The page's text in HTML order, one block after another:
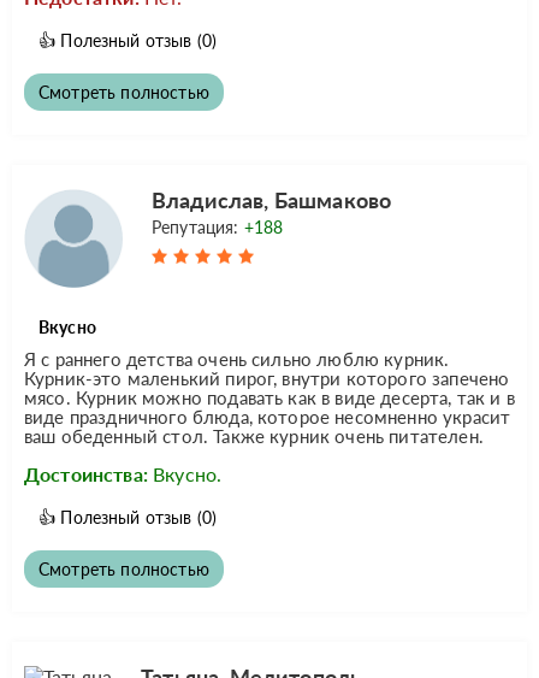
👍 Полезный отзыв (0)
Смотреть полностью
Владислав, Башмаково
Репутация: +188
Вкусно
Я с раннего детства очень сильно люблю курник.
Курник-это маленький пирог, внутри которого запечено
мясо. Курник можно подавать как в виде десерта, так и в
виде праздничного блюда, которое несомненно украсит
ваш обеденный стол. Также курник очень питателен.
Достоинства: Вкусно.
👍 Полезный отзыв (0)
Смотреть полностью